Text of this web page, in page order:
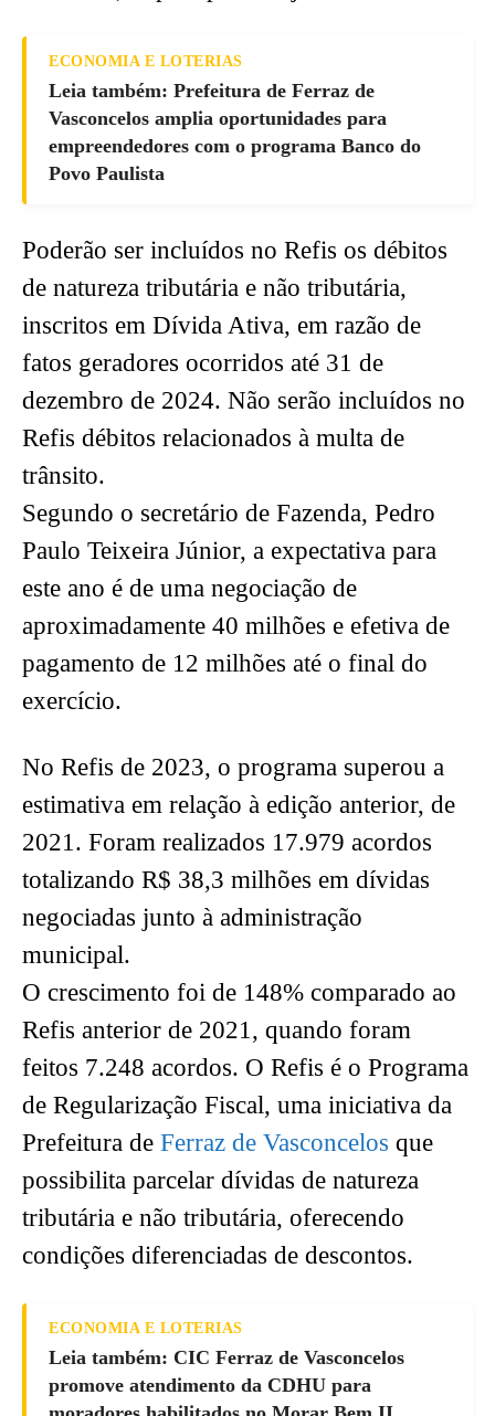
ECONOMIA E LOTERIAS
Leia também: Prefeitura de Ferraz de
Vasconcelos amplia oportunidades para
empreendedores com o programa Banco do
Povo Paulista
Poderão ser incluídos no Refis os débitos
de natureza tributária e não tributária,
inscritos em Dívida Ativa, em razão de
fatos geradores ocorridos até 31 de
dezembro de 2024. Não serão incluídos no
Refis débitos relacionados à multa de
trânsito.
Segundo o secretário de Fazenda, Pedro
Paulo Teixeira Júnior, a expectativa para
este ano é de uma negociação de
aproximadamente 40 milhões e efetiva de
pagamento de 12 milhões até o final do
exercício.
No Refis de 2023, o programa superou a
estimativa em relação à edição anterior, de
2021. Foram realizados 17.979 acordos
totalizando R$ 38,3 milhões em dívidas
negociadas junto à administração
municipal.
O crescimento foi de 148% comparado ao
Refis anterior de 2021, quando foram
feitos 7.248 acordos. O Refis é o Programa
de Regularização Fiscal, uma iniciativa da
Prefeitura de Ferraz de Vasconcelos que
possibilita parcelar dívidas de natureza
tributária e não tributária, oferecendo
condições diferenciadas de descontos.
ECONOMIA E LOTERIAS
Leia também: CIC Ferraz de Vasconcelos
promove atendimento da CDHU para